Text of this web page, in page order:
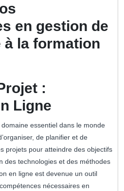
en gestion de
à la formation
:
Ligne
essentiel dans le monde
de planifier et de
projets pour atteindre des objectifs
des technologies et des méthodes
en ligne est devenue un outil
nécessaires en